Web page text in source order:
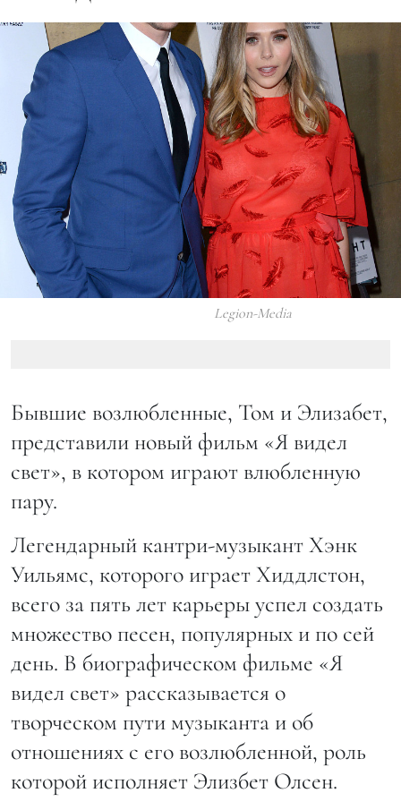
Legion-Media
Бывшие возлюбленные, Том и Элизабет,
представили новый фильм «Я видел
свет», в котором играют влюбленную
пару.
Легендарный кантри-музыкант Хэнк
Уильямс, которого играет Хиддлстон,
всего за пять лет карьеры успел создать
множество песен, популярных и по сей
день. В биографическом фильме «Я
видел свет» рассказывается о
творческом пути музыканта и об
отношениях с его возлюбленной, роль
которой исполняет Элизбет Олсен.